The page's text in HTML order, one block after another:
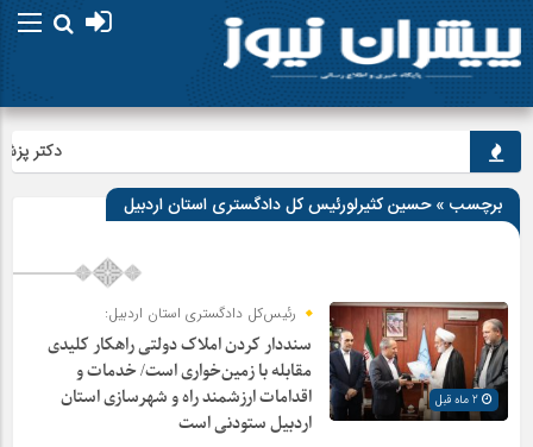
دکتر
برچسب » حسین کثیرلورئیس کل دادگستری استان اردبیل
رئیس‌کل دادگستری استان اردبیل:
سنددار کردن املاک دولتی راهکار کلیدی
مقابله با زمین‌خواری است/ خدمات و
اقدامات ارزشمند راه و شهرسازی استان
اردبیل ستودنی است